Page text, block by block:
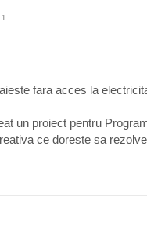
fara acces la
un proiect pentru
ce doreste sa